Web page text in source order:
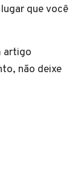
que você
artigo
não deixe